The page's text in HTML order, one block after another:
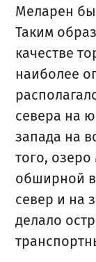
Меларен
Таким
качестве
наиболее
севера на
запада на
того,
обширной
север и на
делало